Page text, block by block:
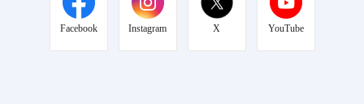
Facebook Instagram X YouTube